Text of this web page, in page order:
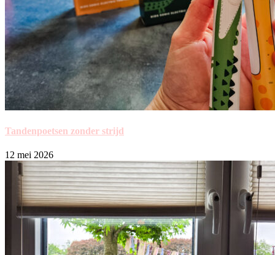
Tandenpoetsen zonder strijd
12 mei 2026